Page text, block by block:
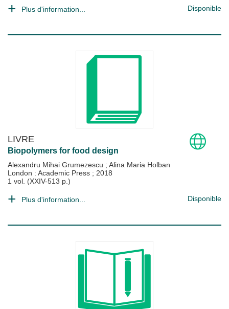
Plus d'information... Disponible
LIVRE
Biopolymers for food design
Alexandru Mihai Grumezescu ; Alina Maria Holban
London : Academic Press ; 2018
1 vol. (XXIV-513 p.)
Plus d'information... Disponible